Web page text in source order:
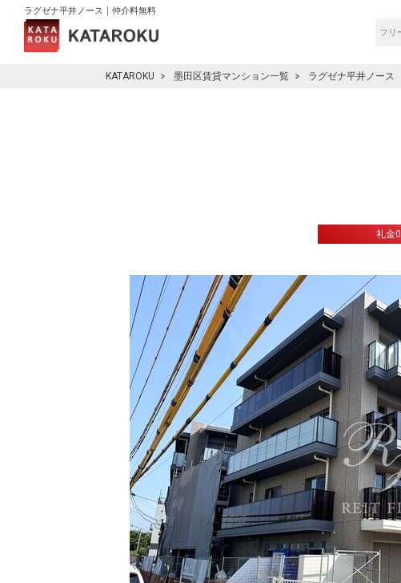
ラグゼナ平井ノース｜仲介料無料
KATAROKU 墨田区賃貸マンション一覧 ラグゼナ平井ノース
礼金0